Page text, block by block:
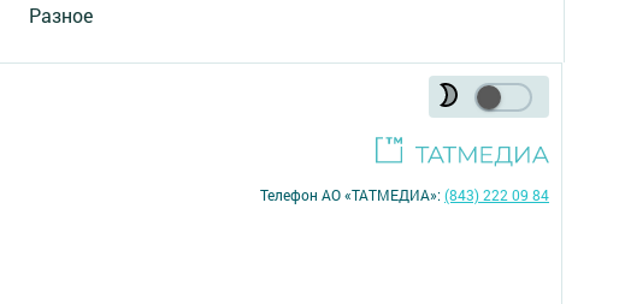
Разное
Телефон АО «ТАТМЕДИА»:(843) 222 09 84